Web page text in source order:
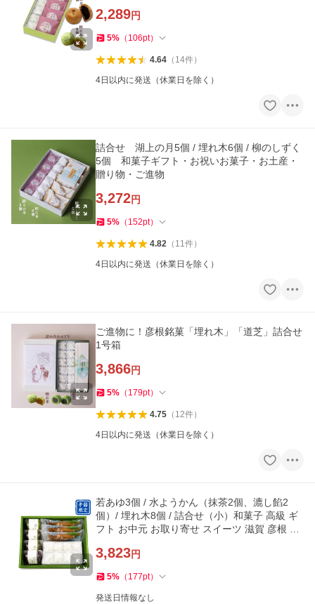
2,289円
5% （ 106pt）
4.64（ 14件）
4日以内に発送（休業日を除く）
詰合せ 湖上の月5個 / 埋れ木6個 / 柳のしずく
5個 和菓子ギフト・お祝いお菓子・お土産・
贈り物・ご進物
3,272円
5% （ 152pt）
4.82（ 11件）
4日以内に発送（休業日を除く）
ご進物に！彦根銘菓「埋れ木」「道芝」詰合せ
1号箱
3,866円
5% （ 179pt）
4.75（ 12件）
4日以内に発送（休業日を除く）
若あゆ3個 / 水ようかん（抹茶2個、漉し餡2
個）/ 埋れ木8個 / 詰合せ（小）和菓子 高級 ギ
フト お中元 お取り寄せ スイーツ 滋賀 彦根 い
3,823円
5% （ 177pt）
発送日情報なし